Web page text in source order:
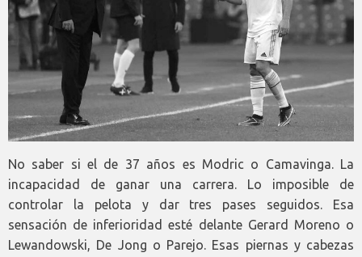
No saber si el de 37 años es Modric o Camavinga. La
incapacidad de ganar una carrera. Lo imposible de
controlar la pelota y dar tres pases seguidos. Esa
sensación de inferioridad esté delante Gerard Moreno o
Lewandowski, De Jong o Parejo. Esas piernas y cabezas